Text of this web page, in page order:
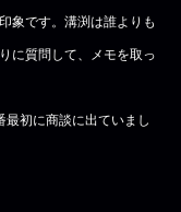
象です。溝渕は誰よりも
に質問して、メモを取っ
最初に商談に出ていまし